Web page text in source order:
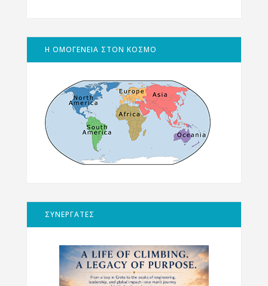
Η ΟΜΟΓΕΝΕΙΑ ΣΤΟΝ ΚΟΣΜΟ
ΣΥΝΕΡΓΑΤΕΣ